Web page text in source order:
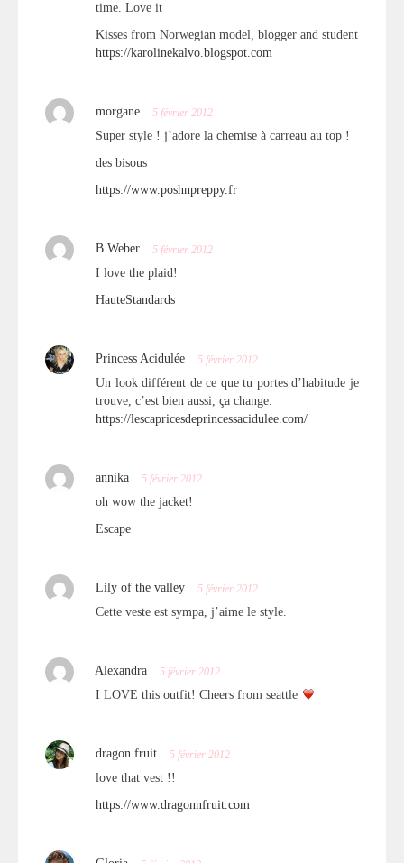
time. Love it
Kisses from Norwegian model, blogger and student
https://karolinekalvo.blogspot.com
morgane 5 février 2012
Super style ! j’adore la chemise à carreau au top !
des bisous
https://www.poshnpreppy.fr
B.Weber 5 février 2012
I love the plaid!
HauteStandards
Princess Acidulée 5 février 2012
Un look différent de ce que tu portes d’habitude je
trouve, c’est bien aussi, ça change.
https://lescapricesdeprincessacidulee.com/
annika 5 février 2012
oh wow the jacket!
Escape
Lily of the valley 5 février 2012
Cette veste est sympa, j’aime le style.
Alexandra 5 février 2012
I LOVE this outfit! Cheers from seattle
dragon fruit 5 février 2012
love that vest !!
https://www.dragonnfruit.com